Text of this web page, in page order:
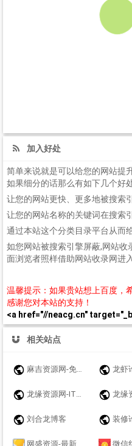
加入好处
简单来说就是可以给您的网站提
如果细分的话那么有如下几个好
让您的网站更快、更多地被搜索
让您的网站名称的关键词在搜索
通过本站这个分类目录平台从而
如您网站被搜索引擎屏蔽,网站
面浏览者照样借助网站收录网进
温馨提示：如果贵站想上百度，
感谢您对本站的支持！
<a href="//neacg.cn"
相关站点
麻吉资源网-免费游戏辅助分享网-众多破解软件资源论坛 - www.k7788.cn - www.k7788.cn 龙虾论坛 - 各种资源汇
龙缘资源网-IT技术分享博客 龙缘资源
刘合龙博客 装修论坛_云
网盛资源-最新刷机包,救砖解锁,刷机工具教程,免费下载，安卓免费破解APP下载，源码资源，破解软件资源 微信红包封面_2024_新年_龙年_春节_动